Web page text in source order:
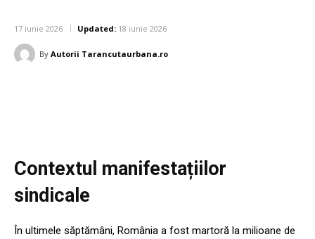
17 iunie 2026 Updated: 18 iunie 2026
By Autorii Tarancutaurbana.ro
Contextul manifestațiilor
sindicale
În ultimele săptămâni, România a fost martoră la milioane de